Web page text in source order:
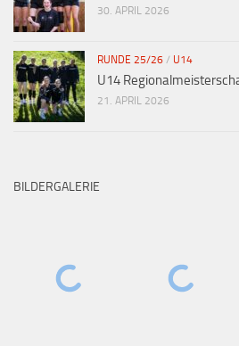
30. APRIL 2026
RUNDE 25/26 / U14
U14
21. APRIL 2026
BILDERGALERIE